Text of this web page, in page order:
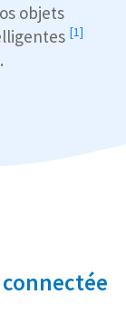
objets
[1]
.